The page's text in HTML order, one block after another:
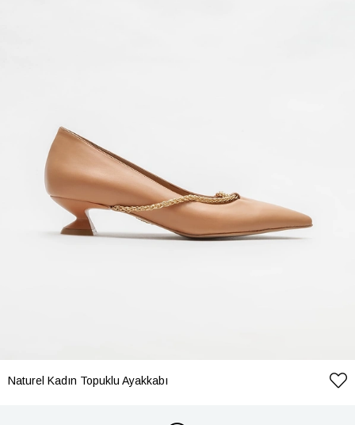
Naturel Kadın Topuklu Ayakkabı